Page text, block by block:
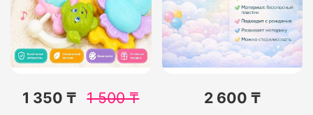
1 350 ₸ 1 500₸ 2 600 ₸